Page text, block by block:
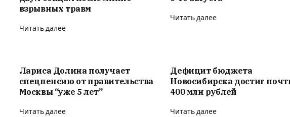
взрывных травм
Читать далее
Читать далее
Лариса Долина получает
спецпенсию от правительства
Москвы “уже 5 лет”
Читать далее
Дефицит бюджета
Новосибирска достиг
400 млн рублей
Читать далее